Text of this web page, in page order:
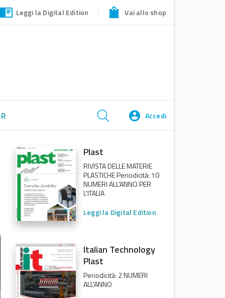
Leggi la Digital Edition Vai allo shop
Accedi
Plast
RIVISTA DELLE MATERIE
PLASTICHE Periodicità: 10
NUMERI ALL'ANNO PER
L'ITALIA
Leggi la Digital Edition
Italian Technology
Plast
Periodicità: 2 NUMERI
ALL'ANNO